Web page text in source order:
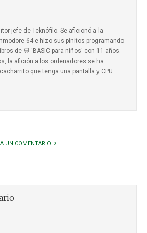
jefe de Teknófilo. Se aficionó a la
64 e hizo sus pinitos programando
libros de 🛒 'BASIC para niños' con 11 años.
la afición a los ordenadores se ha
que tenga una pantalla y CPU.
UN COMENTARIO